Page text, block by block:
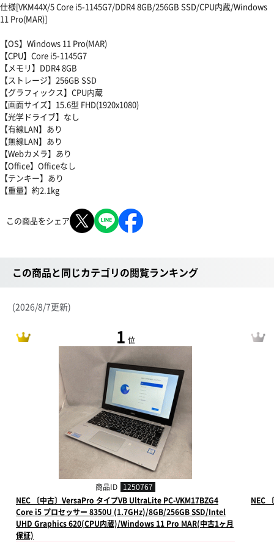
仕様[VKM44X/5 Core i5-1145G7/DDR4 8GB/256GB SSD/CPU内蔵/Windows
11 Pro(MAR)]
【OS】Windows 11 Pro(MAR)
【CPU】Core i5-1145G7
【メモリ】DDR4 8GB
【ストレージ】256GB SSD
【グラフィックス】CPU内蔵
【画面サイズ】15.6型 FHD(1920x1080)
【光学ドライブ】なし
【有線LAN】あり
【無線LAN】あり
【Webカメラ】あり
【Office】Officeなし
【テンキー】あり
【重量】約2.1kg
この商品をシェア
この商品と同じカテゴリの閲覧ランキング
(2026/8/7更新)
1 位
商品ID 1250767
NEC 〔中古〕VersaPro タイプVB UltraLite PC-VKM17BZG4
Core i5 プロセッサー 8350U (1.7GHz)/8GB/256GB SSD/Intel
UHD Graphics 620(CPU内蔵)/Windows 11 Pro MAR(中古1ヶ月
保証)
NEC